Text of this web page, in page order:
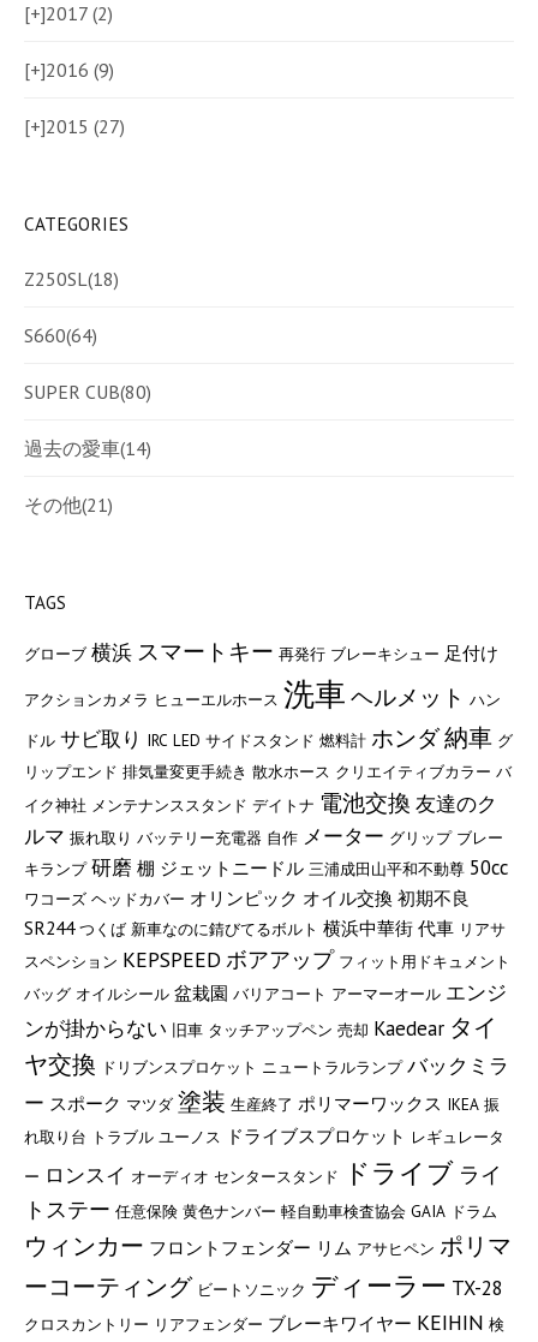
[+]2017 (2)
[+]2016 (9)
[+]2015 (27)
CATEGORIES
Z250SL(18)
S660(64)
SUPER CUB(80)
過去の愛車(14)
その他(21)
TAGS
グローブ 横浜 スマートキー 再発行 ブレーキシュー 足付け
アクションカメラ ヒューエルホース 洗車 ヘルメット ハン
ドル サビ取り IRC LED サイドスタンド 燃料計 ホンダ納車 グ
リップエンド 排気量変更手続き 散水ホース クリエイティブカラー バ
イク神社 メンテナンススタンド デイトナ 電池交換 友達のク
ルマ 振れ取り バッテリー充電器 自作 メーター グリップ ブレー
キランプ 研磨 棚 ジェットニードル 三浦成田山平和不動尊 50cc
ワコーズ ヘッドカバー オリンピック オイル交換 初期不良
SR244 つくば 新車なのに錆びてるボルト 横浜中華街 代車 リアサ
スペンション KEPSPEEDボアアップ フィット用ドキュメント
バッグ オイルシール 盆栽園 バリアコート アーマーオール エンジ
ンが掛からない 旧車 タッチアップペン 売却 Kaedear タイ
ヤ交換 ドリブンスプロケット ニュートラルランプ バックミラ
ー スポーク マツダ 塗装 生産終了 ポリマーワックス IKEA 振
れ取り台 トラブル ユーノス ドライブスプロケット レギュレータ
ー ロンスイ オーディオ センタースタンド ドライブ ライ
トステー 任意保険 黄色ナンバー 軽自動車検査協会 GAIA ドラム
ウィンカー フロントフェンダー リム アサヒペン ポリマ
ーコーティング ビートソニック ディーラー TX-28
クロスカントリー リアフェンダー ブレーキワイヤー KEIHIN 検